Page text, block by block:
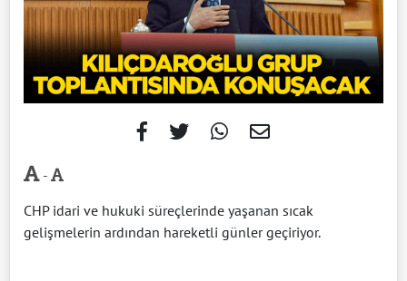
-
CHP idari ve hukuki süreçlerinde yaşanan sıcak
gelişmelerin ardından hareketli günler geçiriyor.